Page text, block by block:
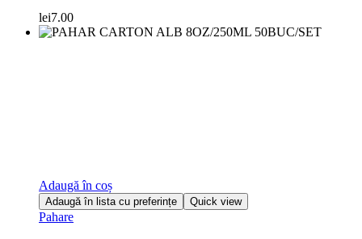
lei7.00
Adaugă în coș
Adaugă în lista cu preferințe Quick view
Pahare